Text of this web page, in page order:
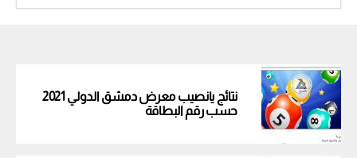
نتائج يانصيب معرض دمشق الدولي 2021
حسب رقم البطاقة